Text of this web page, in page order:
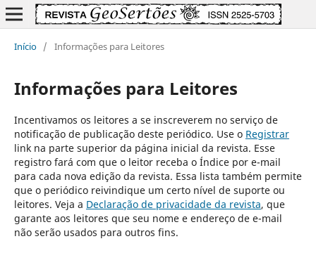
Início / Informações para Leitores
Informações para Leitores
Incentivamos os leitores a se inscreverem no serviço de
notificação de publicação deste periódico. Use o Registrar
link na parte superior da página inicial da revista. Esse
registro fará com que o leitor receba o Índice por e-mail
para cada nova edição da revista. Essa lista também permite
que o periódico reivindique um certo nível de suporte ou
leitores. Veja a Declaração de privacidade da revista, que
garante aos leitores que seu nome e endereço de e-mail
não serão usados para outros fins.